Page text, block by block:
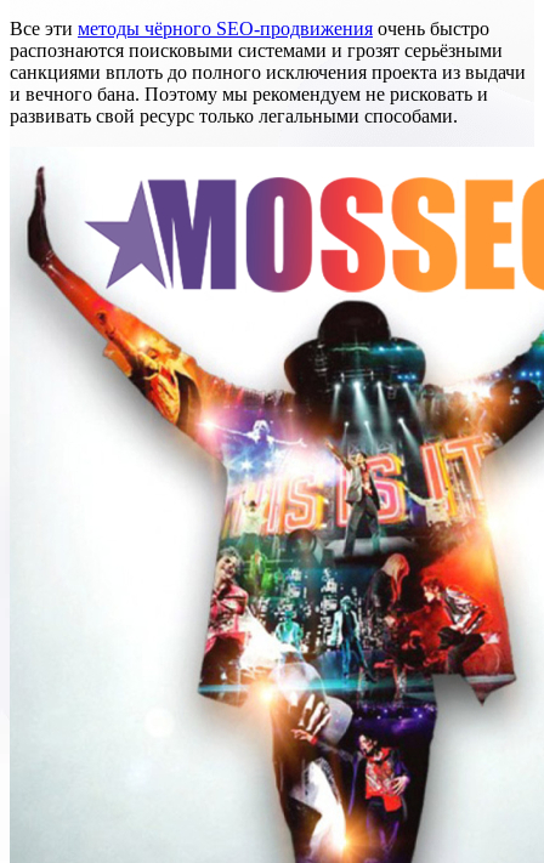
Все эти методы чёрного SEO-продвижения очень быстро
распознаются поисковыми системами и грозят серьёзными
санкциями вплоть до полного исключения проекта из выдачи
и вечного бана. Поэтому мы рекомендуем не рисковать и
развивать свой ресурс только легальными способами.